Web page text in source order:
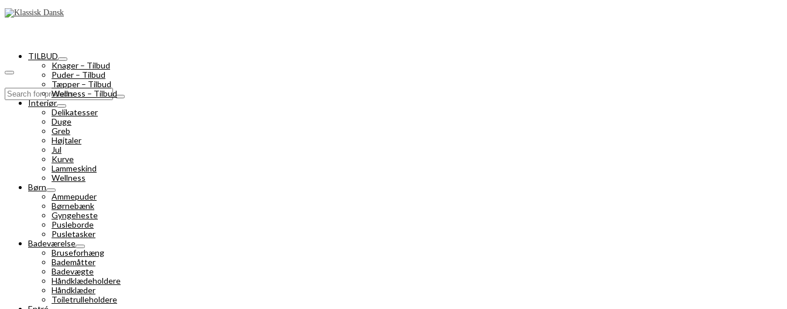
Search
for:
TILBUD
Knager – Tilbud
Puder – Tilbud
Tæpper – Tilbud
Wellness – Tilbud
Interiør
Delikatesser
Duge
Greb
Højtaler
Jul
Kurve
Lammeskind
Wellness
Børn
Ammepuder
Børnebænk
Gyngeheste
Pusleborde
Pusletasker
Badeværelse
Bruseforhæng
Bademåtter
Badevægte
Håndklædeholdere
Håndklæder
Toiletrulleholdere